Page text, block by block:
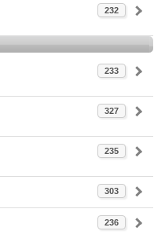
232
233
327
235
303
236